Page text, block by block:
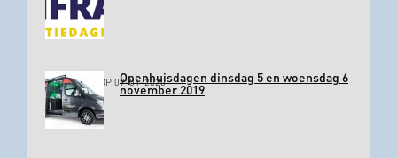
GEPLAATST OP 09-01-2020Openhuisdagen dinsdag 5 en woensdag 6
november 2019